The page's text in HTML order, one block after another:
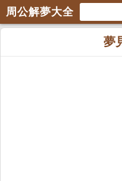
周公解夢大全
夢